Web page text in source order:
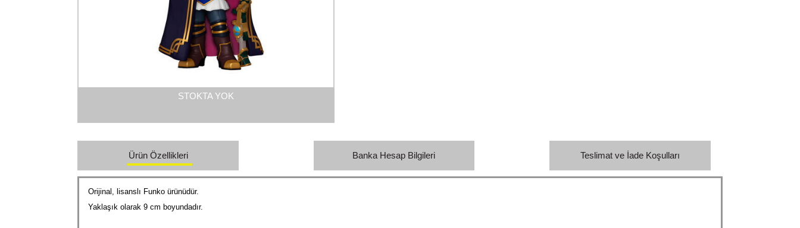
STOKTA YOK
Ürün Özellikleri Banka Hesap Bilgileri Teslimat ve İade Koşulları
Orijinal, lisanslı Funko ürünüdür.
Yaklaşık olarak 9 cm boyundadır.